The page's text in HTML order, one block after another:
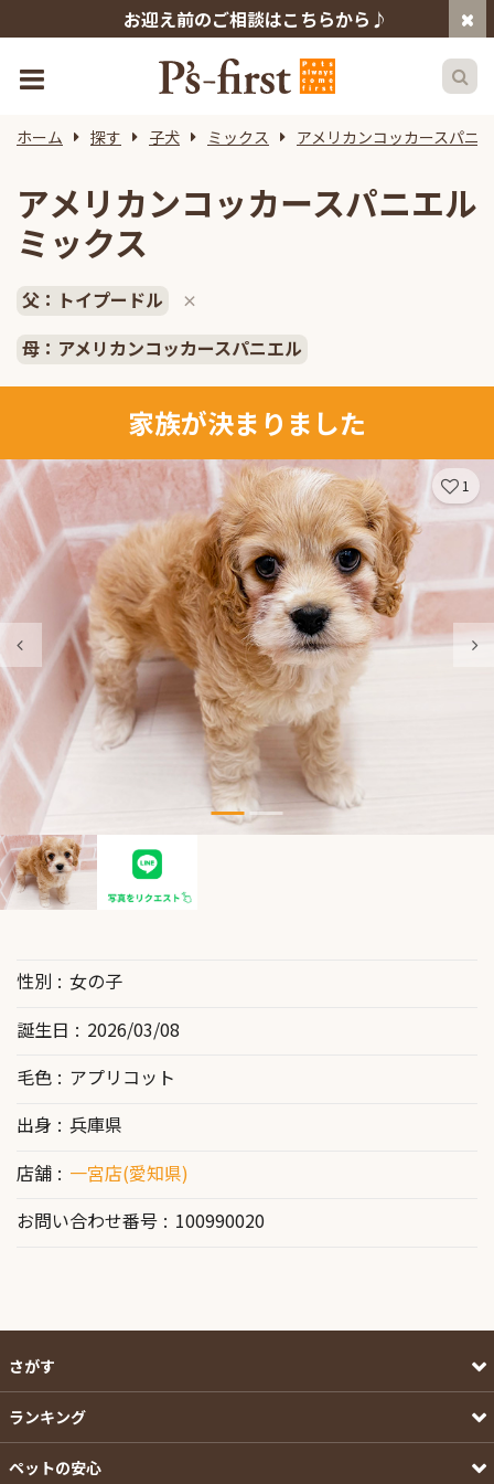
お迎え前のご相談はこちらから♪
ホーム 探す 子犬 ミックス アメリカンコッカースパニ
アメリカンコッカースパニエル
ミックス
父：トイプードル ×
母：アメリカンコッカースパニエル
家族が決まりました
1
性別
女の子
誕生日
2026/03/08
毛色
アプリコット
出身
兵庫県
店舗
一宮店(愛知県)
お問い合わせ番号
100990020
さがす
ランキング
ペットの安心